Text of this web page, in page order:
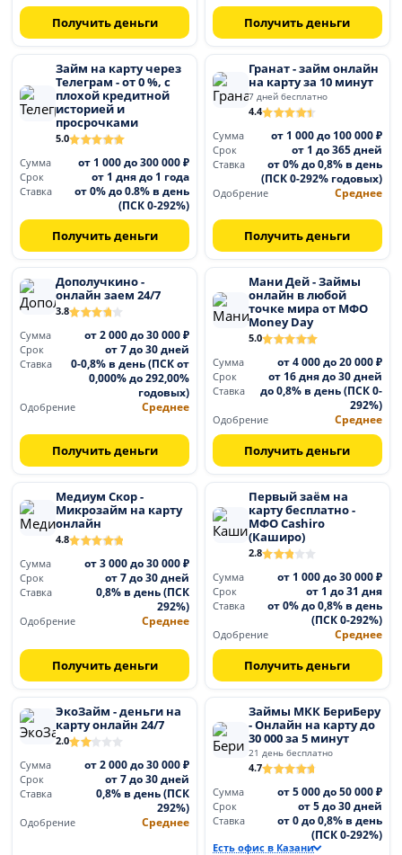
Получить деньги Получить деньги
Займ на карту через
Телеграм - от 0 %, с
плохой кредитной
историей и
просрочками
5.0
Сумма
от 1 000 до 300 000 ₽
Срок от 1 дня до 1 года
Ставка
от 0% до 0.8% в день
(ПСК 0-292%)
Получить деньги
Гранат - займ онлайн
на карту за 10 минут
7 дней бесплатно
4.4
Сумма
от 1 000 до 100 000 ₽
Срок от 1 до 365 дней
Ставка
от 0% до 0,8% в день
(ПСК 0-292% годовых)
Одобрение Среднее
Получить деньги
Дополучкино -
онлайн заем 24/7
3.8
Сумма
от 2 000 до 30 000 ₽
Срок от 7 до 30 дней
Ставка
0-0,8% в день (ПСК от
0,000% до 292,00%
годовых)
Одобрение Среднее
Получить деньги
Мани Дей - Займы
онлайн в любой
точке мира от МФО
Money Day
5.0
Сумма
от 4 000 до 20 000 ₽
Срок от 16 дня до 30 дней
Ставка
до 0,8% в день (ПСК 0-
292%)
Одобрение Среднее
Получить деньги
Медиум Скор -
Микрозайм на карту
онлайн
4.8
Сумма
от 3 000 до 30 000 ₽
Срок от 7 до 30 дней
Ставка
0,8% в день (ПСК
292%)
Одобрение Среднее
Получить деньги
Первый заём на
карту бесплатно -
МФО Cashiro
(Каширо)
2.8
Сумма
от 1 000 до 30 000 ₽
Срок от 1 до 31 дня
Ставка
от 0% до 0,8% в день
(ПСК 0-292%)
Одобрение Среднее
Получить деньги
ЭкоЗайм - деньги на
карту онлайн 24/7
2.0
Сумма
от 2 000 до 30 000 ₽
Срок от 7 до 30 дней
Ставка
0,8% в день (ПСК
292%)
Одобрение Среднее
Займы МКК БериБеру
- Онлайн на карту до
30 000 за 5 минут
21 день бесплатно
4.7
Сумма
от 5 000 до 50 000 ₽
Срок от 5 до 30 дней
Ставка
от 0 до 0,8% в день
(ПСК 0-292%)
Есть офис в Казани